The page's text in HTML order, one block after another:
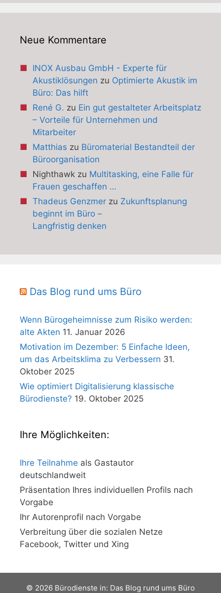
Neue Kommentare
INOX Ausbau GmbH - Experte für
Akustiklösungen zu Optimierte Akustik im
Büro: Das hilft
René G. zu Ein gut gestalteter Arbeitsplatz
– Vorteile für Unternehmen und
Mitarbeiter
Matthias zu Büromaterial Bestandteil der
Büroorganisation
Nighthawkzu Multitasking, eine Falle für
Frauen geschaffen …
Thadeus Genzmerzu Zukunftsplanung
beginnt im Büro –
Langfristig denken
Das Blog rund ums Büro
Wenn Bürogeheimnisse zum Risiko werden:
alte Akten 11. Januar 2026
Motivation im Dezember: 5 Einfache Ideen,
um das Arbeitsklima zu Verbessern 31.
Oktober 2025
Wie optimiert Digitalisierung klassische
Bürodienste? 19. Oktober 2025
Ihre Möglichkeiten:
Ihre Teilnahme als Gastautor
deutschlandweit
Präsentation Ihres individuellen Profils nach
Vorgabe
Ihr Autorenprofil nach Vorgabe
Verbreitung über die sozialen Netze
Facebook, Twitter und Xing
© 2026 Bürodienste in: Das Blog rund ums Büro